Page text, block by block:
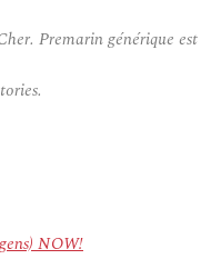
Premarin générique
NOW!